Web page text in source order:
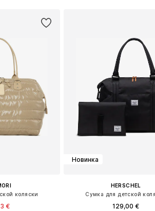
коляски
€
Новинка
HERSCHEL
Сумка для детской
129,00 €